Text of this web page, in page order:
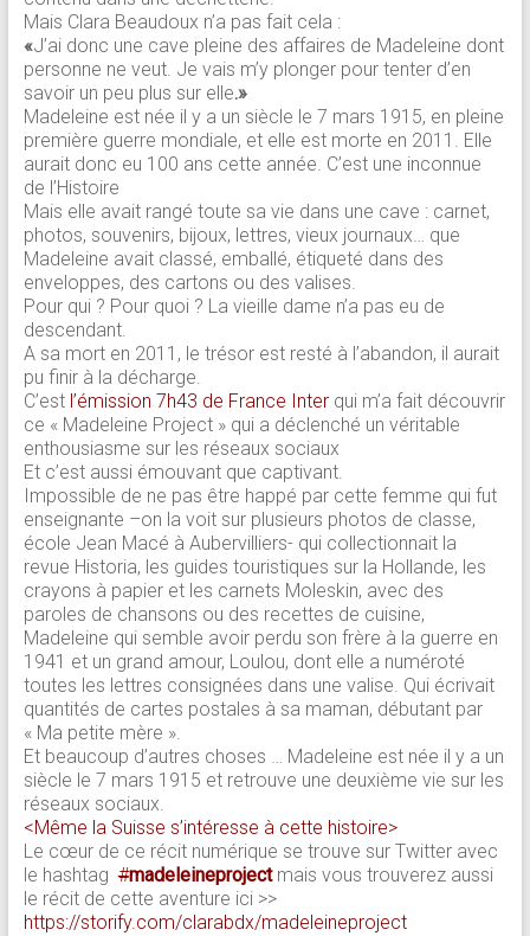
Mais Clara Beaudoux n’a pas fait cela :
«J’ai donc une cave pleine des affaires de Madeleine dont
personne ne veut. Je vais m’y plonger pour tenter d’en
savoir un peu plus sur elle.»
Madeleine est née il y a un siècle le 7 mars 1915, en pleine
première guerre mondiale, et elle est morte en 2011. Elle
aurait donc eu 100 ans cette année. C’est une inconnue
de l’Histoire
Mais elle avait rangé toute sa vie dans une cave : carnet,
photos, souvenirs, bijoux, lettres, vieux journaux… que
Madeleine avait classé, emballé, étiqueté dans des
enveloppes, des cartons ou des valises.
Pour qui ? Pour quoi ? La vieille dame n’a pas eu de
descendant.
A sa mort en 2011, le trésor est resté à l’abandon, il aurait
pu finir à la décharge.
C’est l’émission 7h43 de France Interqui m’a fait découvrir
ce « Madeleine Project » qui a déclenché un véritable
enthousiasme sur les réseaux sociaux
Et c’est aussi émouvant que captivant.
Impossible de ne pas être happé par cette femme qui fut
enseignante –on la voit sur plusieurs photos de classe,
école Jean Macé à Aubervilliers- qui collectionnait la
revue Historia, les guides touristiques sur la Hollande, les
crayons à papier et les carnets Moleskin, avec des
paroles de chansons ou des recettes de cuisine,
Madeleine qui semble avoir perdu son frère à la guerre en
1941 et un grand amour, Loulou, dont elle a numéroté
toutes les lettres consignées dans une valise. Qui écrivait
quantités de cartes postales à sa maman, débutant par
« Ma petite mère ».
Et beaucoup d’autres choses … Madeleine est née il y a un
siècle le 7 mars 1915 et retrouve une deuxième vie sur les
réseaux sociaux.
<Même la Suisse s’intéresse à cette histoire>
Le cœur de ce récit numérique se trouve sur Twitter avec
le hashtag#madeleineprojectmais vous trouverez aussi
le récit de cette aventure ici >>
https://storify.com/clarabdx/madeleineproject